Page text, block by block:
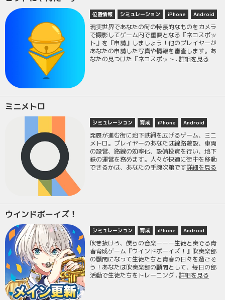
位置情報 シミュレーション iPhone Android
現実世界であなたの街の特長的なものをカメラ
で撮影してゲーム内で重要となる『ネコスポッ
ト』を『申請』しましょう！他のプレイヤーが
あなたの申請した写真や情報を審査します。あ
なたの見つけた『ネコスポット...詳細を見る
ミニメトロ
シミュレーション 育成 iPhone Android
発展が進む街に地下鉄網を広げるゲーム、ミニ
メトロ。プレイヤーのあなたは線路敷設、車両
の設営、路線の効率化、設備投資を行い、地下
鉄の運営を務めます。人々が快適に街中を移動
できるかは、あなたの手腕次第です詳細を見る
ウインドボーイズ！
シミュレーション 育成 iPhone Android
吹き抜けろ、僕らの音楽ーーー生徒と奏でる青
春育成ゲーム『ウインドボーイズ！』吹奏楽部
の顧問になって生徒たちと青春の日々を過ごそ
う！あなたは吹奏楽部の顧問として、毎日の部
活動で生徒たちをトレーニング...詳細を見る